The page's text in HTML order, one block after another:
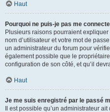
Haut
Pourquoi ne puis-je pas me
Plusieurs raisons pourraient
nom d’utilisateur et votre mot de
un administrateur du forum pour
également possible que le
configuration de son côté, et qu’il
Haut
Je me suis enregistré par le passé
Il est possible qu’un administrateur